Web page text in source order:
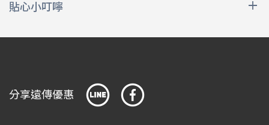
貼心小叮嚀
https://membership.cyberlink.com/account/redeem
分享遠傳優惠